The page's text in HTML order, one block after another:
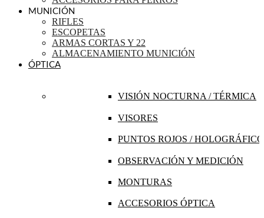
MUNICIÓN
RIFLES
ESCOPETAS
ARMAS CORTAS Y 22
ALMACENAMIENTO MUNICIÓN
ÓPTICA
VISIÓN NOCTURNA / TÉRMICA
VISORES
PUNTOS ROJOS /
OBSERVACIÓN Y MEDICIÓN
MONTURAS
ACCESORIOS ÓPTICA